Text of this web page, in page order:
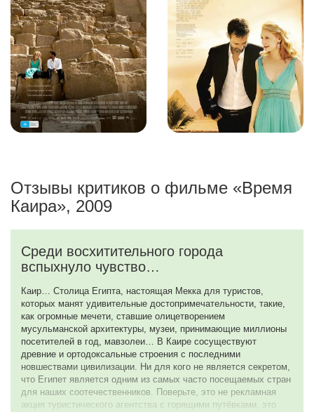
Отзывы критиков о фильме «Время
Каира», 2009
Среди восхитительного города
вспыхнуло чувство…
Каир… Столица Египта, настоящая Мекка для туристов,
которых манят удивительные достопримечательности, такие,
как огромные мечети, ставшие олицетворением
мусульманской архитектуры, музеи, принимающие миллионы
посетителей в год, мавзолеи… В Каире сосуществуют
древние и ортодоксальные строения с последними
новшествами цивилизации. Ни для кого не является секретом,
что Египет является одним из самых часто посещаемых стран
для наших соотечественников. Поверьте, это не рекламная
акция туристического агентства с горящими путёвками, это